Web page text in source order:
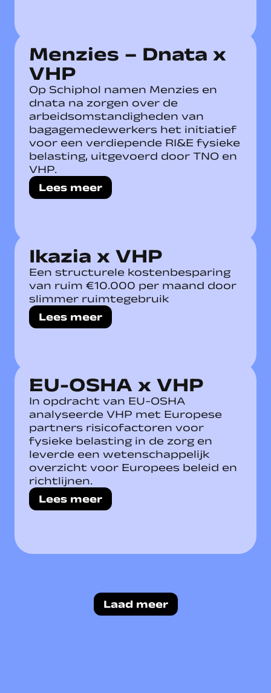
Menzies – Dnata x
VHP
Op Schiphol namen Menzies en
dnata na zorgen over de
arbeidsomstandigheden van
bagagemedewerkers het initiatief
voor een verdiepende RI&E fysieke
belasting, uitgevoerd door TNO en
VHP.
Lees meer
Ikazia x VHP
Een structurele kostenbesparing
van ruim €10.000 per maand door
slimmer ruimtegebruik
Lees meer
EU-OSHA x VHP
In opdracht van EU-OSHA
analyseerde VHP met Europese
partners risicofactoren voor
fysieke belasting in de zorg en
leverde een wetenschappelijk
overzicht voor Europees beleid en
richtlijnen.
Lees meer
Laad meer